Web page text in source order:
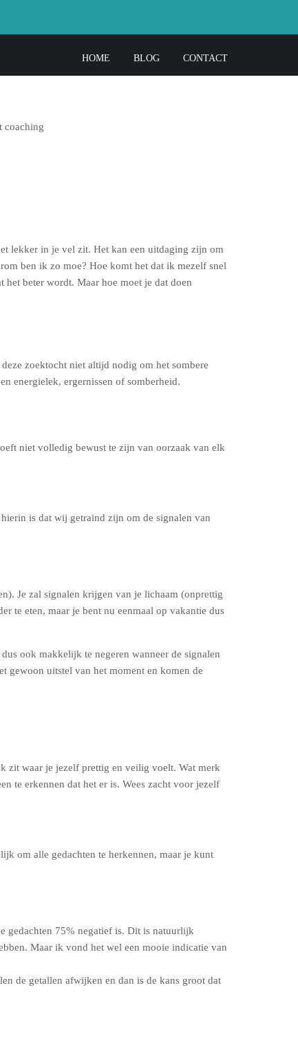
HOME BLOG CONTACT
lekker in je vel zit. Het kan een uitdaging zijn om
ben ik zo moe? Hoe komt het dat ik mezelf snel
beter wordt. Maar hoe moet je dat doen
zoektocht niet altijd nodig om het sombere
energielek, ergernissen of somberheid.
niet volledig bewust te zijn van oorzaak van elk
is dat wij getraind zijn om de signalen van
Je zal signalen krijgen van je lichaam (onprettig
te eten, maar je bent nu eenmaal op vakantie dus
ook makkelijk te negeren wanneer de signalen
gewoon uitstel van het moment en komen de
zit waar je jezelf prettig en veilig voelt. Wat merk
te erkennen dat het er is. Wees zacht voor jezelf
om alle gedachten te herkennen, maar je kunt
gedachten 75% negatief is. Dit is natuurlijk
Maar ik vond het wel een mooie indicatie van
de getallen afwijken en dan is de kans groot dat